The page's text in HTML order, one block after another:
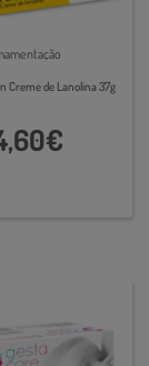
Creme de Lanolina 37g